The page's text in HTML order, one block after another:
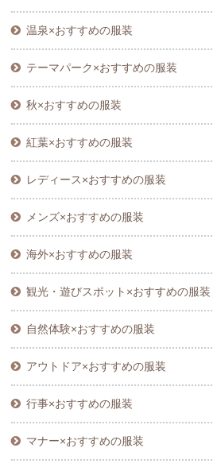
温泉×おすすめの服装
テーマパーク×おすすめの服装
秋×おすすめの服装
紅葉×おすすめの服装
レディース×おすすめの服装
メンズ×おすすめの服装
海外×おすすめの服装
観光・遊びスポット×おすすめの服装
自然体験×おすすめの服装
アウトドア×おすすめの服装
行事×おすすめの服装
マナー×おすすめの服装